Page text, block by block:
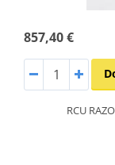
857,40 €
RCU